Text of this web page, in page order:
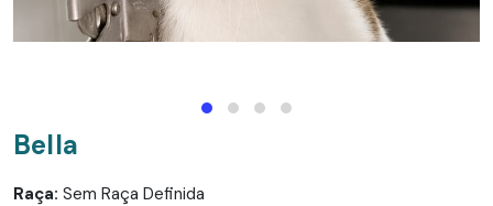
Bella
Raça: Sem Raça Definida